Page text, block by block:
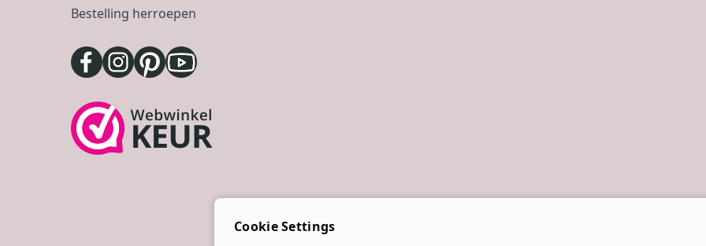
Bestelling herroepen
Cookie Settings